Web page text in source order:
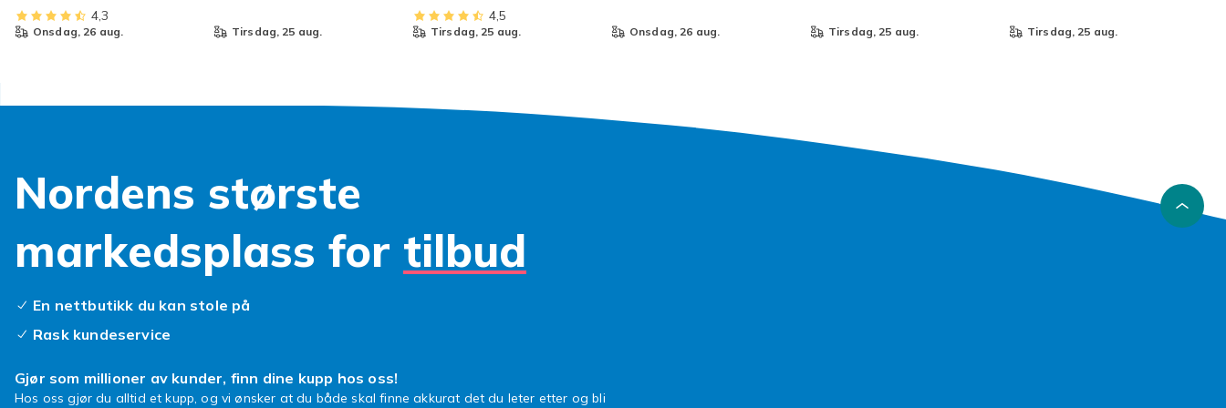
4,3
onsdag, 26 aug. tirsdag, 25 aug.
4,5
tirsdag, 25 aug. onsdag, 26 aug. tirsdag, 25 aug. tirsdag, 25 aug.
Nordens største
markedsplass for tilbud
En nettbutikk du kan stole på
Rask kundeservice
Gjør som millioner av kunder, finn dine kupp hos oss!
Hos oss gjør du alltid et kupp, og vi ønsker at du både skal finne akkurat det du leter etter og bli